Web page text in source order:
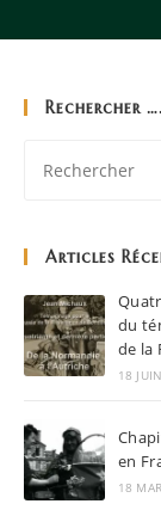
Rechercher ….
Articles
du
de la
18
en
18